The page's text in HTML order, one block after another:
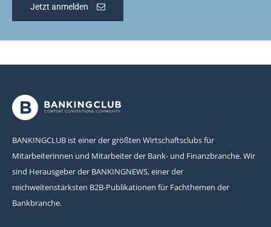
Jetzt anmelden
BANKINGCLUB ist einer der größten Wirtschaftsclubs für
Mitarbeiterinnen und Mitarbeiter der Bank- und Finanzbranche. Wir
sind Herausgeber der BANKINGNEWS, einer der
reichweitenstärksten B2B-Publikationen für Fachthemen der
Bankbranche.